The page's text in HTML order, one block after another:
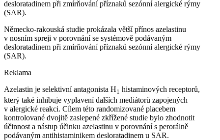
desloratadinem při zmírňování příznaků sezónní alergické rýmy
(SAR).
Německo-rakouská studie prokázala větší přínos azelastinu
v nosním spreji v porovnání se systémově podávaným
desloratadinem při zmírňování příznaků sezónní alergické rýmy
(SAR).
Reklama
Azelastin je selektivní antagonista H1 histaminových receptorů,
který také inhibuje vyplavení dalších mediátorů zapojených
v alergické reakci. Cílem této randomizované placebem
kontrolované dvojitě zaslepené zkřížené studie bylo zhodnotit
účinnost a nástup účinku azelastinu v porovnání s perorálně
podávaným antihistaminikem desloratadinem u SAR.